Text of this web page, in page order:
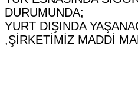
DURUMUNDA;
YURT DIŞINDA
,ŞİRKETİMİZ MADDİ